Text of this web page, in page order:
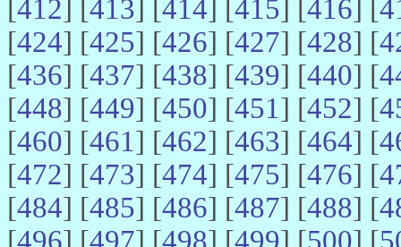
[412] [413] [414] [415] [416] [
[424] [425] [426] [427] [428] [
[436] [437] [438] [439] [440] [
[448] [449] [450] [451] [452] [
[460] [461] [462] [463] [464] [
[472] [473] [474] [475] [476] [
[484] [485] [486] [487] [488] [